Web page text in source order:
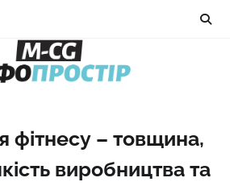
фітнесу – товщина,
виробництва та